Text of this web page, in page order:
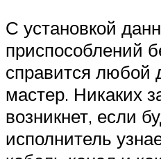
С установкой
приспособлений
справится любой
мастер. Никаких
возникнет, если
исполнитель